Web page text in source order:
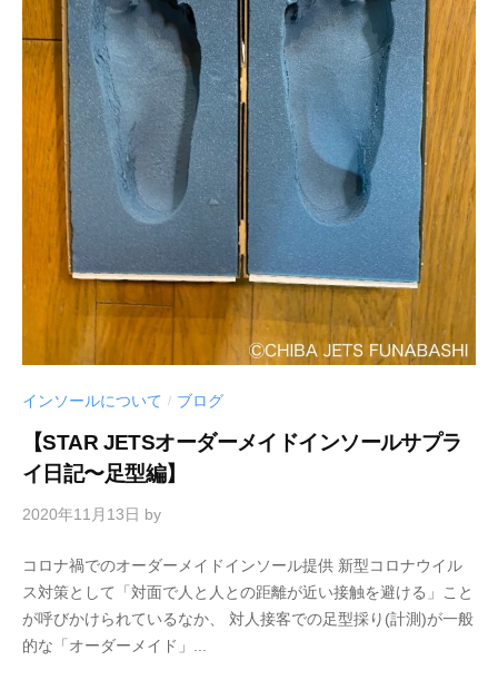
インソールについて / ブログ
【STAR JETSオーダーメイドインソールサプラ
イ日記〜足型編】
2020年11月13日 by
コロナ禍でのオーダーメイドインソール提供 新型コロナウイル
ス対策として「対面で人と人との距離が近い接触を避ける」こと
が呼びかけられているなか、 対人接客での足型採り(計測)が一般
的な「オーダーメイド」...